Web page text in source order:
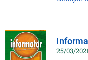
25/03/